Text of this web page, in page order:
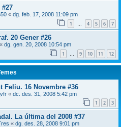
#27
« dg. feb. 17, 2008 11:09 pm
1 4 5 6 7
20 Gener #26
« dg. gen. 20, 2008 10:54 pm
1 … 9 10 11 12
Feliu. 16 Novembre #36
« dc. des. 31, 2008 5:42 pm
1 2 3
La última del 2008 #37
« dg. des. 28, 2008 9:01 pm